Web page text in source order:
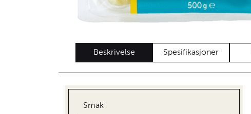
Beskrivelse Spesifikasjoner
Smak